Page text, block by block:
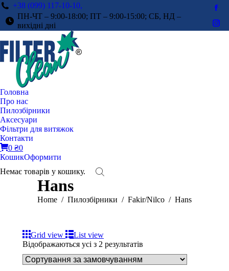
+38 (099) 117-10-10,
ПН-ЧТ – 9:00-18:00; ПТ – 9:00-15:00; СБ, НД –
вихідні дні
Головна
Про нас
Пилозбірники
Аксесуари
Фільтри для витяжок
Контакти
0 ₴0
КошикОформити
Немає товарів у кошику.
Hans
You are here:
Home Пилозбірники Fakir/Nilco Hans
Grid view
List view
Відображаються усі з 2 результатів